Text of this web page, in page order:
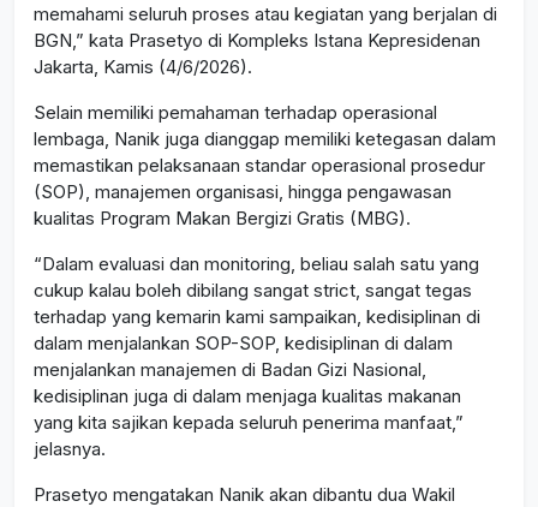
memahami seluruh proses atau kegiatan yang berjalan di
BGN,” kata Prasetyo di Kompleks Istana Kepresidenan
Jakarta, Kamis (4/6/2026).
Selain memiliki pemahaman terhadap operasional
lembaga, Nanik juga dianggap memiliki ketegasan dalam
memastikan pelaksanaan standar operasional prosedur
(SOP), manajemen organisasi, hingga pengawasan
kualitas Program Makan Bergizi Gratis (MBG).
“Dalam evaluasi dan monitoring, beliau salah satu yang
cukup kalau boleh dibilang sangat strict, sangat tegas
terhadap yang kemarin kami sampaikan, kedisiplinan di
dalam menjalankan SOP-SOP, kedisiplinan di dalam
menjalankan manajemen di Badan Gizi Nasional,
kedisiplinan juga di dalam menjaga kualitas makanan
yang kita sajikan kepada seluruh penerima manfaat,”
jelasnya.
Prasetyo mengatakan Nanik akan dibantu dua Wakil